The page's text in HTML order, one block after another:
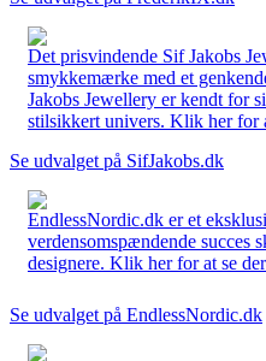
Det prisvindende Sif Jakobs
smykkemærke med et
Jakobs Jewellery er kendt for
stilsikkert univers. Klik her for
Se udvalget på SifJakobs.dk
EndlessNordic.dk er et
verdensomspændende succes
designere. Klik her for at se
Se udvalget på EndlessNordic.dk